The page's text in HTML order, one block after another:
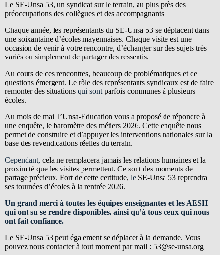
Le SE-Unsa 53, un syndicat sur le terrain, au plus près des
préoccupations des collègues et des accompagnants
Chaque année, les représentants du SE-Unsa 53 se déplacent dans
une soixantaine d’écoles mayennaises. Chaque visite est une
occasion de venir à votre rencontre, d’échanger sur des sujets très
variés ou simplement de partager des ressentis.
Au cours de ces rencontres, beaucoup de problématiques et de
questions émergent. Le rôle des représentants syndicaux est de faire
remonter des situations qui sont parfois communes à plusieurs
écoles.
Au mois de mai, l’Unsa-Education vous a proposé de répondre à
une enquête, le baromètre des métiers 2026. Cette enquête nous
permet de construire et d’appuyer les interventions nationales sur la
base des revendications réelles du terrain.
Cependant, cela ne remplacera jamais les relations humaines et la
proximité que les visites permettent. Ce sont des moments de
partage précieux. Fort de cette certitude, le SE-Unsa 53 reprendra
ses tournées d’écoles à la rentrée 2026.
Un grand merci à toutes les équipes enseignantes et les AESH
qui ont su se rendre disponibles, ainsi qu’à tous ceux qui nous
ont fait confiance.
Le SE-Unsa 53 peut également se déplacer à la demande. Vous
pouvez nous contacter à tout moment par mail : 53@se-unsa.org